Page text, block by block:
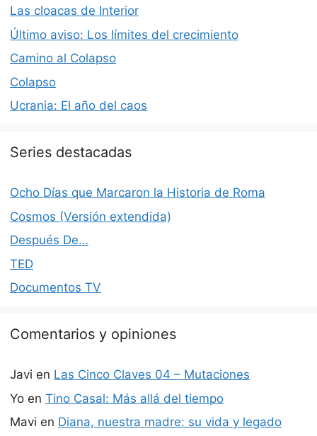
Las cloacas de Interior
Último aviso: Los límites del crecimiento
Camino al Colapso
Colapso
Ucrania: El año del caos
Series destacadas
Ocho Días que Marcaron la Historia de Roma
Cosmos (Versión extendida)
Después De…
TED
Documentos TV
Comentarios y opiniones
Javi en Las Cinco Claves 04 – Mutaciones
Yo en Tino Casal: Más allá del tiempo
Mavi en Diana, nuestra madre: su vida y legado